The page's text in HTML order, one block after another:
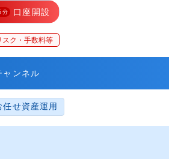
分 口座開設
スク・手数料等
ンネル
任せ資産運用